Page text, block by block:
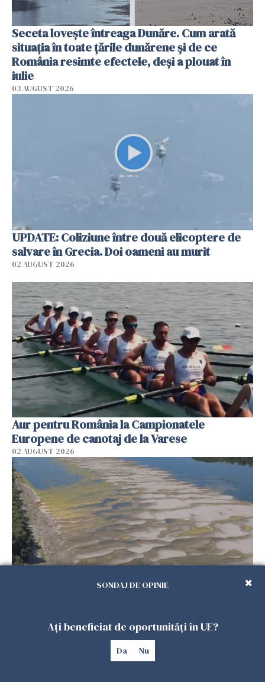
Seceta lovește întreaga Dunăre. Cum arată
situația în toate țările dunărene și de ce
România resimte efectele, deși a plouat în
iulie
03 AUGUST 2026
UPDATE: Coliziune între două elicoptere de
salvare în Grecia. Doi oameni au murit
02 AUGUST 2026
Aur pentru România la Campionatele
Europene de canotaj de la Varese
02 AUGUST 2026
02 AUGUST 2026
SONDAJ DE OPINIE
Ați beneficiat de oportunități în UE?
Da Nu